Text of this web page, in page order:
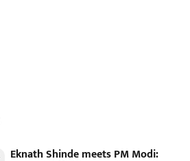
Eknath Shinde meets PM Modi: